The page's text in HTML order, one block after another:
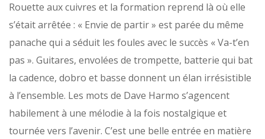
Rouette aux cuivres et la formation reprend là où elle
s’était arrêtée : « Envie de partir » est parée du même
panache qui a séduit les foules avec le succès « Va-t’en
pas ». Guitares, envolées de trompette, batterie qui bat
la cadence, dobro et basse donnent un élan irrésistible
à l’ensemble. Les mots de Dave Harmo s’agencent
habilement à une mélodie à la fois nostalgique et
tournée vers l’avenir. C’est une belle entrée en matière